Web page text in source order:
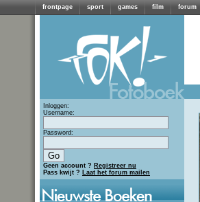
frontpage sport games film forum
Inloggen:
Username:
Password:
Geen account ? Registreer nu
Pass kwijt ? Laat het forum mailen